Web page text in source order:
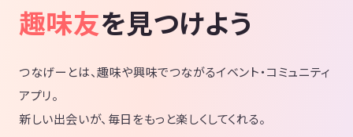
一回遊びに来てください！
プレイ可能な作品は下の方に一覧表示
🎈🎈🎈🎈🎈🎈🎈🎈🎈🎈🎈🎈🎈
--------------------------------------------------------------------
⭐今回の会場について⭐
趣味友を見つけよう
つなげーとは、趣味や興味でつながるイベント・コミュニティ
アプリ。
新しい出会いが、毎日をもっと楽しくしてくれる。